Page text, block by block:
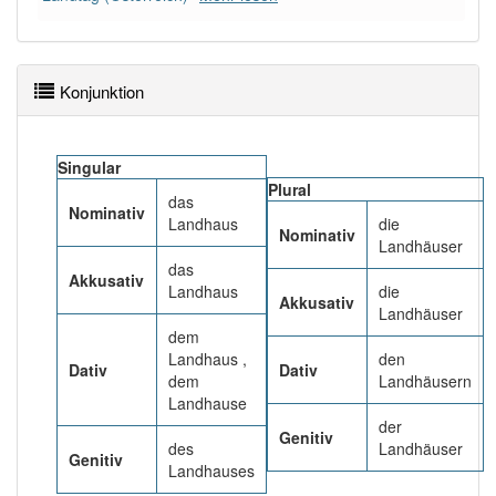
Konjunktion
Singular
Nominativ
das
Landhaus
Akkusativ
das
Landhaus
Dativ
dem
Landhaus ,
dem
Landhause
Genitiv
des
Landhauses
Plural
Nominativ
die
Landhäuser
Akkusativ
die
Landhäuser
Dativ
den
Landhäusern
Genitiv
der
Landhäuser